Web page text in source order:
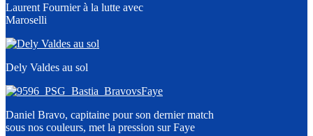
Laurent Fournier à la lutte avec
Maroselli
Dely Valdes au sol
Daniel Bravo, capitaine pour son dernier match
sous nos couleurs, met la pression sur Faye